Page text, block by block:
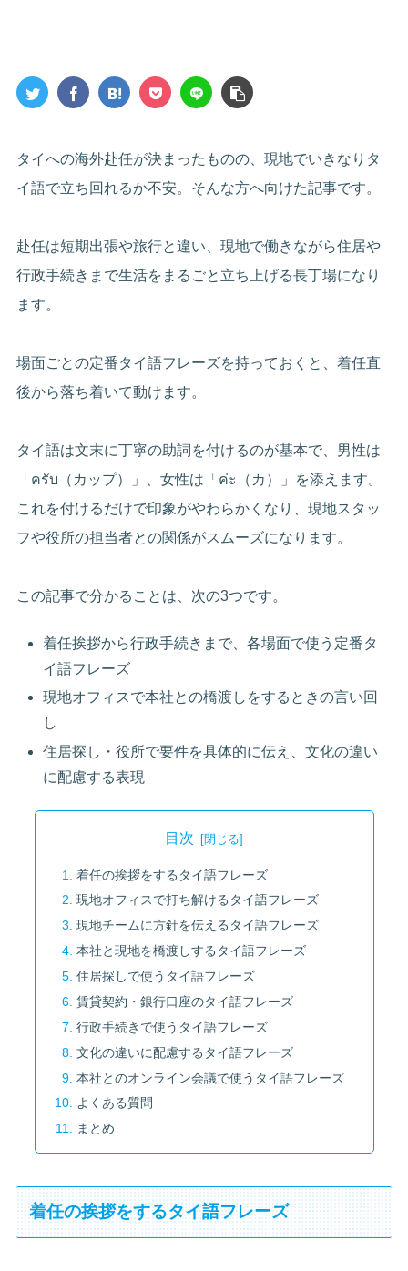
タイへの海外赴任が決まったものの、現地でいきなりタ
イ語で立ち回れるか不安。そんな方へ向けた記事です。
赴任は短期出張や旅行と違い、現地で働きながら住居や
行政手続きまで生活をまるごと立ち上げる長丁場になり
ます。
場面ごとの定番タイ語フレーズを持っておくと、着任直
後から落ち着いて動けます。
タイ語は文末に丁寧の助詞を付けるのが基本で、男性は
「ครับ（カップ）」、女性は「ค่ะ（カ）」を添えます。
これを付けるだけで印象がやわらかくなり、現地スタッ
フや役所の担当者との関係がスムーズになります。
この記事で分かることは、次の3つです。
着任挨拶から行政手続きまで、各場面で使う定番タ
イ語フレーズ
現地オフィスで本社との橋渡しをするときの言い回
し
住居探し・役所で要件を具体的に伝え、文化の違い
に配慮する表現
目次
着任の挨拶をするタイ語フレーズ
現地オフィスで打ち解けるタイ語フレーズ
現地チームに方針を伝えるタイ語フレーズ
本社と現地を橋渡しするタイ語フレーズ
住居探しで使うタイ語フレーズ
賃貸契約・銀行口座のタイ語フレーズ
行政手続きで使うタイ語フレーズ
文化の違いに配慮するタイ語フレーズ
本社とのオンライン会議で使うタイ語フレーズ
よくある質問
まとめ
着任の挨拶をするタイ語フレーズ